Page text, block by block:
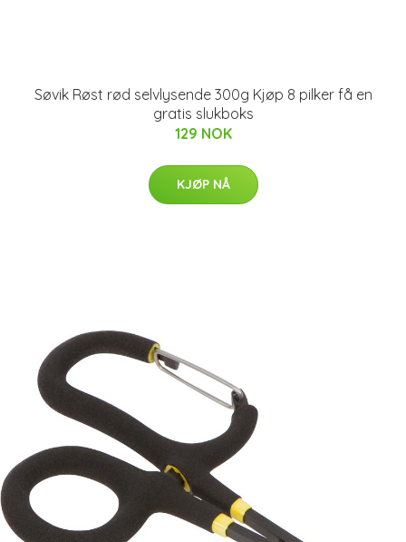
Søvik Røst rød selvlysende 300g Kjøp 8 pilker få en
gratis slukboks
129 NOK
KJØP NÅ